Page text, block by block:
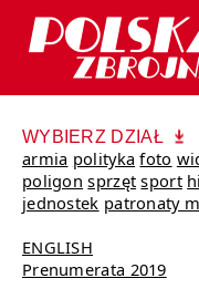
WYBIERZ DZIAŁ
armia polityka foto
poligon sprzęt sport
jednostek patronaty
ENGLISH
Prenumerata 2019